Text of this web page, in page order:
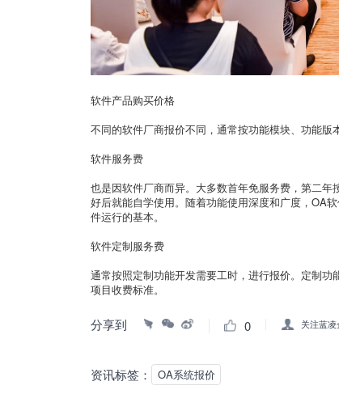
软件产品购买价格
不同的软件厂商报价不同，通常按功能模块、功能版
软件服务费
也是因软件厂商而异。大多数首年免服务费，第二
好后就能自学使用。随着功能使用深度和广度，OA
件运行的基本。
软件定制服务费
通常按照定制功能开发需要工时，进行报价。定制
项目收费标准。
分享到 0 关注蓝
资讯标签： OA系统报价